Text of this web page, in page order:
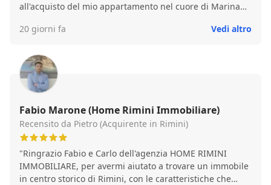
all'acquisto del mio appartamento nel cuore di Marina
soluzione di continuità alcuna, grandissima competenza
disponibilità e gentilezza. Con quanto sopra ha
realizzato con straordinaria velocità sia la mia
soddisfazione sia quella della parte venditrice
l'immobile. Complimenti per tutto quanto ha fatto ma
soprattutto per come lo ha fatto. Pienamente soddisfatto
della assistenza fornitami consiglio il Dottor Marone e la
Sua Immobiliare a chiunque abbia necessità di un
ed efficace. Complimenti per tutto e ancora un grande
GRAZIE. Ettore POGGI
20 giorni fa Vedi altro
Fabio Marone (Home Rimini Immobiliare)
Recensito da Pietro (Acquirente in Rimini)
"Ringrazio Fabio e Carlo dell'agenzia HOME RIMINI
IMMOBILIARE, per avermi aiutato a trovare un immobile
in centro storico di Rimini, con le caratteristiche che